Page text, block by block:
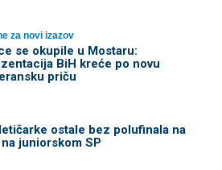
za novi izazov
se okupile u Mostaru:
BiH kreće po novu
priču
ostale bez polufinala na
juniorskom SP